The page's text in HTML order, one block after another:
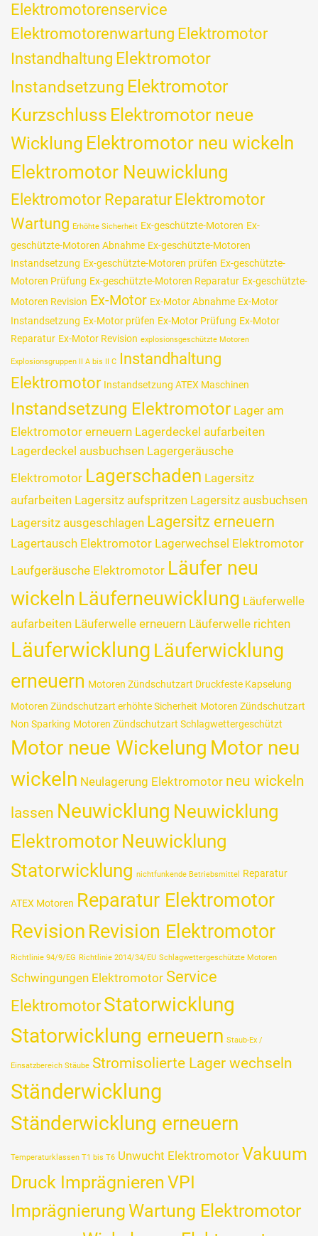
Elektromotorenservice
Elektromotorenwartung Elektromotor
Instandhaltung Elektromotor
Instandsetzung Elektromotor
Kurzschluss Elektromotor neue
Wicklung Elektromotor neu wickeln
Elektromotor Neuwicklung
Elektromotor Reparatur Elektromotor
Wartung Erhöhte Sicherheit Ex-geschützte-Motoren Ex-
geschützte-Motoren Abnahme Ex-geschützte-Motoren
Instandsetzung Ex-geschützte-Motoren prüfen Ex-geschützte-
Motoren Prüfung Ex-geschützte-Motoren Reparatur Ex-geschützte-
Motoren Revision Ex-Motor Ex-Motor Abnahme Ex-Motor
Instandsetzung Ex-Motor prüfen Ex-Motor Prüfung Ex-Motor
Reparatur Ex-Motor Revision explosionsgeschützte Motoren
Explosionsgruppen II A bis II C Instandhaltung
Elektromotor Instandsetzung ATEX Maschinen
Instandsetzung Elektromotor Lager am
Elektromotor erneuern Lagerdeckel aufarbeiten
Lagerdeckel ausbuchsen Lagergeräusche
Elektromotor Lagerschaden Lagersitz
aufarbeiten Lagersitz aufspritzen Lagersitz ausbuchsen
Lagersitz ausgeschlagen Lagersitz erneuern
Lagertausch Elektromotor Lagerwechsel Elektromotor
Laufgeräusche Elektromotor Läufer neu
wickeln Läuferneuwicklung Läuferwelle
aufarbeiten Läuferwelle erneuern Läuferwelle richten
Läuferwicklung Läuferwicklung
erneuern Motoren Zündschutzart Druckfeste Kapselung
Motoren Zündschutzart erhöhte Sicherheit Motoren Zündschutzart
Non Sparking Motoren Zündschutzart Schlagwettergeschützt
Motor neue Wickelung Motor neu
wickeln Neulagerung Elektromotor neu wickeln
lassen Neuwicklung Neuwicklung
Elektromotor Neuwicklung
Statorwicklung nichtfunkende Betriebsmittel Reparatur
ATEX Motoren Reparatur Elektromotor
Revision Revision Elektromotor
Richtlinie 94/9/EG Richtlinie 2014/34/EU Schlagwettergeschützte Motoren
Schwingungen Elektromotor Service
Elektromotor Statorwicklung
Statorwicklung erneuern Staub-Ex /
Einsatzbereich Stäube Stromisolierte Lager wechseln
Ständerwicklung
Ständerwicklung erneuern
Temperaturklassen T1 bis T6 Unwucht Elektromotor Vakuum
Druck ImprägnierenVPI
ImprägnierungWartung Elektromotor